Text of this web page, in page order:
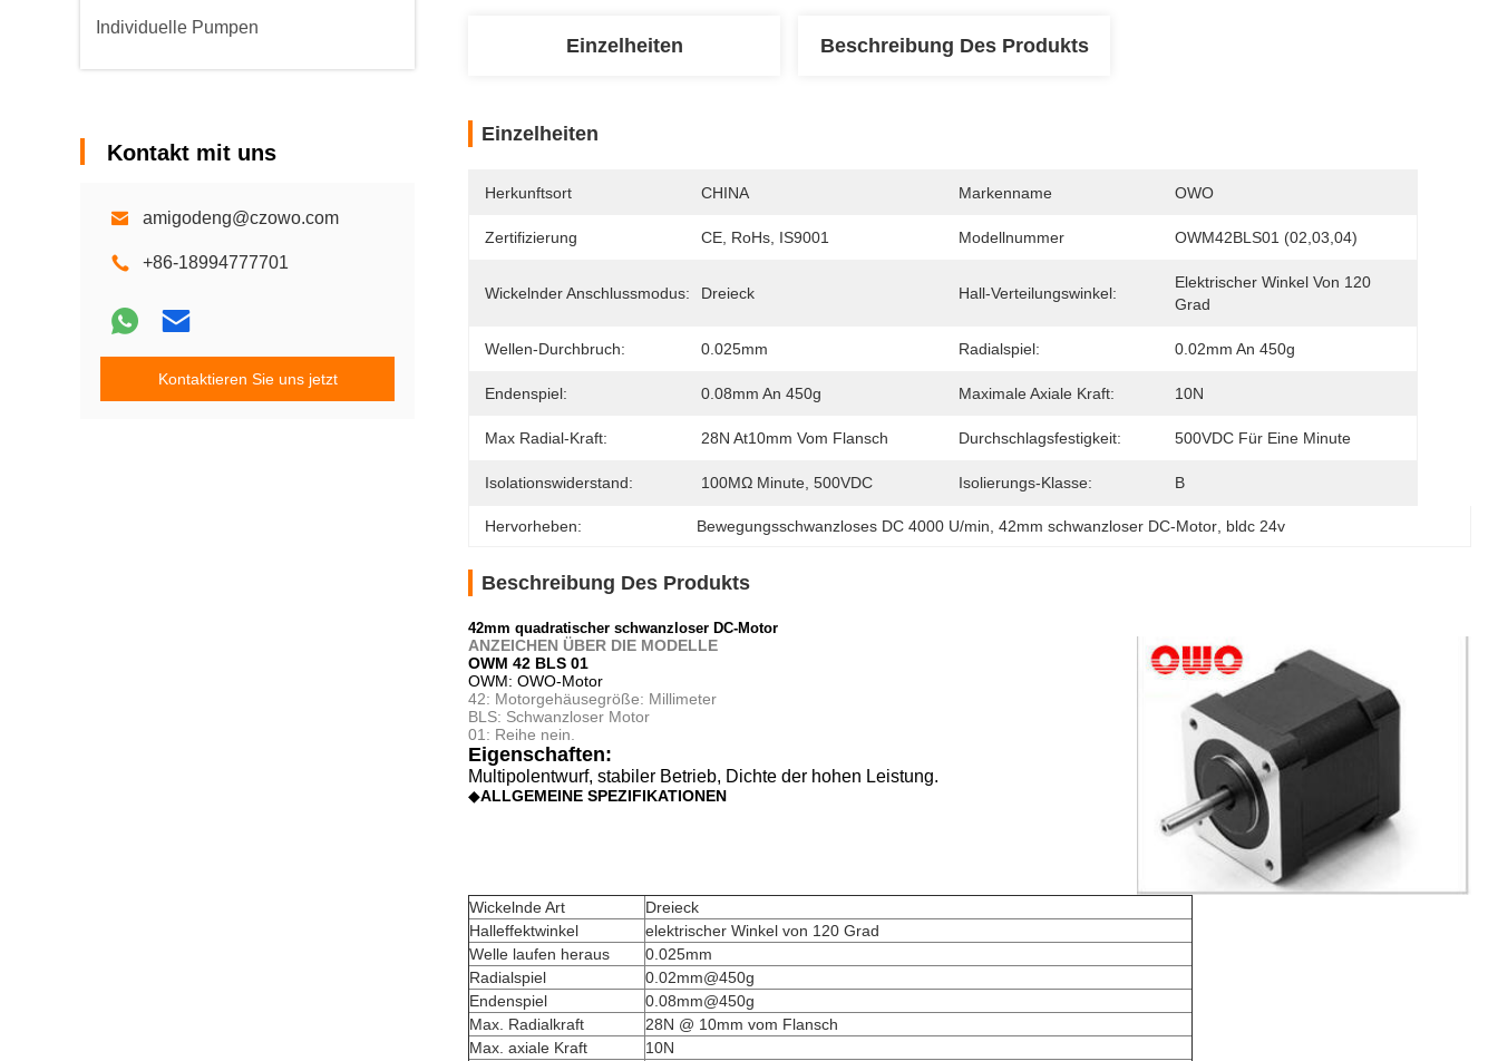
Individuelle Pumpen
Kontakt mit uns
amigodeng@czowo.com
+86-18994777701
Kontaktieren Sie uns jetzt
Einzelheiten Beschreibung Des Produkts
Einzelheiten
Herkunftsort CHINA Markenname OWO
Zertifizierung CE, RoHs, IS9001 Modellnummer OWM42BLS01 (02,03,04)
Wickelnder Anschlussmodus: Dreieck Hall-Verteilungswinkel:
Elektrischer Winkel Von 120
Grad
Wellen-Durchbruch: 0.025mm Radialspiel: 0.02mm An 450g
Endenspiel: 0.08mm An 450g Maximale Axiale Kraft: 10N
Max Radial-Kraft: 28N At10mm Vom Flansch Durchschlagsfestigkeit: 500VDC Für Eine Minute
Isolationswiderstand: 100MΩ Minute, 500VDC Isolierungs-Klasse: B
Hervorheben: Bewegungsschwanzloses DC 4000 U/min 42mm schwanzloser DC-Motor, bldc 24v
Beschreibung Des Produkts
42mm quadratischer schwanzloser DC-Motor
ANZEICHEN ÜBER DIE MODELLE
OWM 42 BLS 01
OWM: OWO-Motor
42: Motorgehäusegröße: Millimeter
BLS: Schwanzloser Motor
01: Reihe nein.
Eigenschaften:
Multipolentwurf, stabiler Betrieb, Dichte der hohen Leistung.
◆ALLGEMEINE SPEZIFIKATIONEN
Wickelnde Art
Dreieck
Halleffektwinkel
elektrischer Winkel von 120 Grad
Welle laufen heraus
0.025mm
Radialspiel
0.02mm@450g
Endenspiel
0.08mm@450g
Max. Radialkraft
28N @ 10mm vom Flansch
Max. axiale Kraft
10N